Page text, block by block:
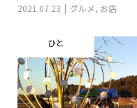
2021.07.23 グルメ, お店
ひと